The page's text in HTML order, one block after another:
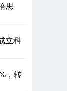
思
立科
，转